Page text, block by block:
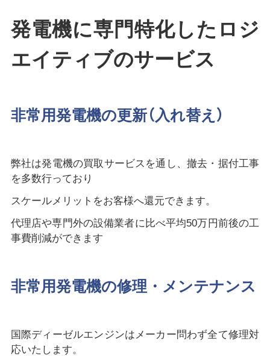
発電機に専門特化したロジ
エイティブのサービス
非常用発電機の更新（入れ替え）
弊社は発電機の買取サービスを通し、撤去・据付工事
を多数行っており
スケールメリットをお客様へ還元できます。
代理店や専門外の設備業者に比べ平均50万円前後の工
事費削減ができます
非常用発電機の修理・メンテナンス
国際ディーゼルエンジンはメーカー問わず全て修理対
応いたします。